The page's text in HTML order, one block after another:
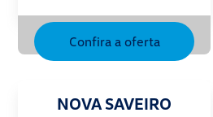
Confira a oferta
NOVA SAVEIRO